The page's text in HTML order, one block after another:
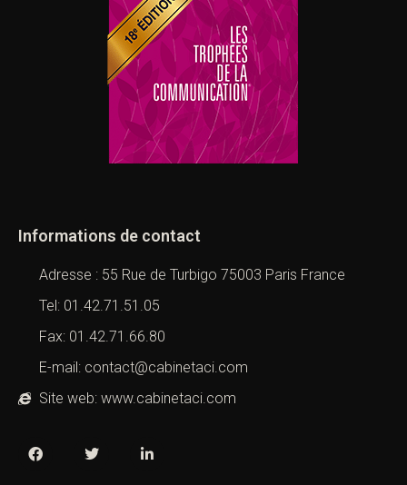
Informations de contact
Adresse : 55 Rue de Turbigo 75003 Paris France
Tel: 01.42.71.51.05
Fax: 01.42.71.66.80
E-mail: contact@cabinetaci.com
Site web: www.cabinetaci.com